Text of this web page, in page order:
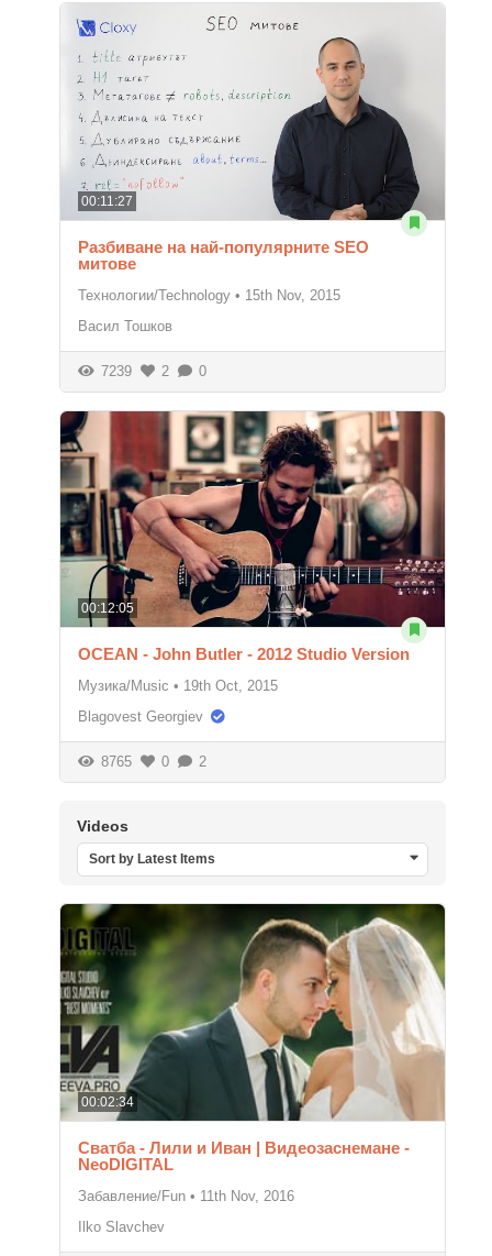
00:11:27
Разбиване на най-популярните SEO
митове
Технологии/Technology • 15th Nov, 2015
Васил Тошков
7239 2 0
00:12:05
OCEAN - John Butler - 2012 Studio Version
Музика/Music • 19th Oct, 2015
Blagovest Georgiev
8765 0 2
Videos
Sort by Latest Items
00:02:34
Сватба - Лили и Иван | Видеозаснемане -
NeoDIGITAL
Забавление/Fun • 11th Nov, 2016
Ilko Slavchev